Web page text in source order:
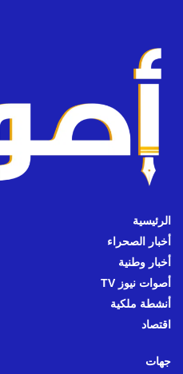
الرئيسية
أخبار الصحراء
أخبار وطنية
أصوات نيوز TV
أنشطة ملكية
اقتصاد
جهات